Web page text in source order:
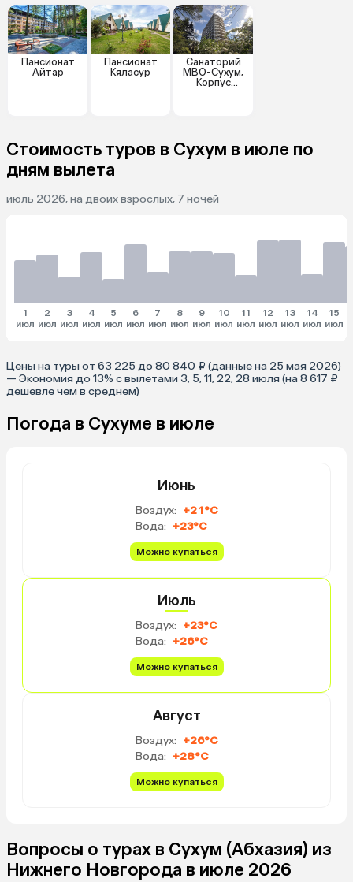
Пансионат
Айтар
Пансионат
Кяласур
Санаторий
МВО-Сухум,
Корпус
Стоимость туров в Сухум в июле по
дням вылета
июль 2026, на двоих взрослых, 7 ночей
1
июл
2
июл
3
июл
4
июл
5
июл
6
июл
7
июл
8
июл
9
июл
10
июл
11
июл
12
июл
13
июл
14
июл
15
июл
Цены на туры от 63 225 до 80 840 ₽ (данные на 25 мая 2026)
— Экономия до 13% с вылетами 3, 5, 11, 22, 28 июля (на 8 617 ₽
дешевле чем в среднем)
Погода в Сухуме в июле
Июнь
Воздух: +21°C
Вода: +23°C
Можно купаться
Июль
Воздух: +23°C
Вода: +26°C
Можно купаться
Август
Воздух: +26°C
Вода: +28°C
Можно купаться
Вопросы о турах в Сухум (Абхазия) из
Нижнего Новгорода в июле 2026